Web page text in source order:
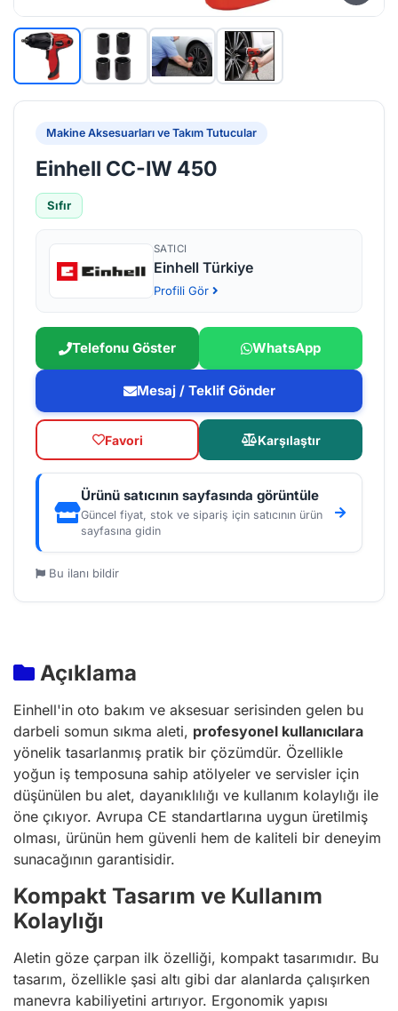
Makine Aksesuarları ve Takım Tutucular
Einhell CC-IW 450
Sıfır
SATICI
Einhell Türkiye
Profili Gör
Telefonu Göster WhatsApp
Mesaj / Teklif Gönder
Favori Karşılaştır
Ürünü satıcının sayfasında görüntüle
Güncel fiyat, stok ve sipariş için satıcının ürün
sayfasına gidin
Bu ilanı bildir
Açıklama
Einhell'in oto bakım ve aksesuar serisinden gelen bu
darbeli somun sıkma aleti, profesyonel kullanıcılara
yönelik tasarlanmış pratik bir çözümdür. Özellikle
yoğun iş temposuna sahip atölyeler ve servisler için
düşünülen bu alet, dayanıklılığı ve kullanım kolaylığı ile
öne çıkıyor. Avrupa CE standartlarına uygun üretilmiş
olması, ürünün hem güvenli hem de kaliteli bir deneyim
sunacağının garantisidir.
Kompakt Tasarım ve Kullanım
Kolaylığı
Aletin göze çarpan ilk özelliği, kompakt tasarımıdır. Bu
tasarım, özellikle şasi altı gibi dar alanlarda çalışırken
manevra kabiliyetini artırıyor. Ergonomik yapısı